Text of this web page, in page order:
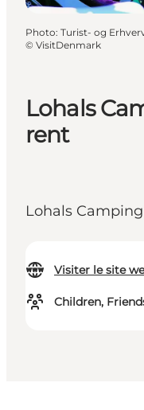
Lohals
rent
Lohals
Visiter le site
Children,
Photo: Turist- og
© VisitDenmark